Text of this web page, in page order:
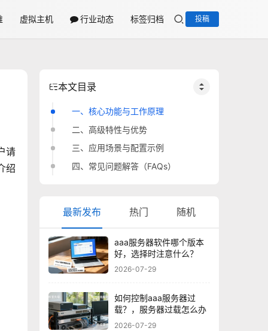
虚拟主机 行业动态 标签归档 投稿
请
绍
本文目录
一、核心功能与工作原理
二、高级特性与优势
三、应用场景与配置示例
四、常见问题解答（FAQs）
最新发布 热门 随机
aaa服务器软件哪个版本
好，选择时注意什么？
2026-07-29
如何控制aaa服务器过
载？，服务器过载怎么办
2026-07-29